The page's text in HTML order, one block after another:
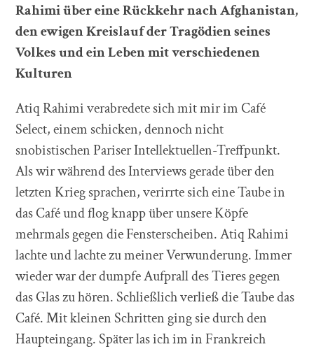
Rahimi über eine Rückkehr nach Afghanistan,
den ewigen Kreislauf der Tragödien seines
Volkes und ein Leben mit verschiedenen
Kulturen
Atiq Rahimi verabredete sich mit mir im Café
Select, einem schicken, dennoch nicht
snobistischen Pariser Intellektuellen-Treffpunkt.
Als wir während des Interviews gerade über den
letzten Krieg sprachen, verirrte sich eine Taube in
das Café und flog knapp über unsere Köpfe
mehrmals gegen die Fensterscheiben. Atiq Rahimi
lachte und lachte zu meiner Verwunderung. Immer
wieder war der dumpfe Aufprall des Tieres gegen
das Glas zu hören. Schließlich verließ die Taube das
Café. Mit kleinen Schritten ging sie durch den
Haupteingang. Später las ich im in Frankreich